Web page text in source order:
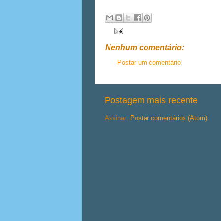
Nenhum comentário:
Postar um comentário
Postagem mais recente
Assinar: Postar comentários (Atom)